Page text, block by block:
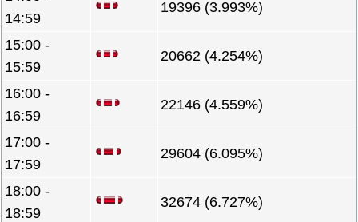
14:59
19396 (3.993%)
15:00 -
15:59
20662 (4.254%)
16:00 -
16:59
22146 (4.559%)
17:00 -
17:59
29604 (6.095%)
18:00 -
18:59
32674 (6.727%)